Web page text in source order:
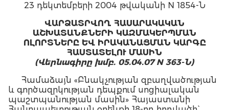
23 դեկտեմբերի 2004 թվականի N 1854-Ն
ՎԱՐՁԱՏՐՎՈՂ ՀԱՍԱՐԱԿԱԿԱՆ
ԱՇԽԱՏԱՆՔՆԵՐԻ ԿԱԶՄԱԿԵՐՊՄԱՆ
ՈԼՈՐՏՆԵՐԸ ԵՎ ԻՐԱԿԱՆԱՑՄԱՆ ԿԱՐԳԸ
ՀԱՍՏԱՏԵԼՈՒ ՄԱՍԻՆ
(Վերնագիրը խմբ. 05.04.07 N 363-Ն)
Համաձայն «Բնակչության զբաղվածության
և գործազրկության դեպքում սոցիալական
պաշտպանության մասին» Հայաստանի